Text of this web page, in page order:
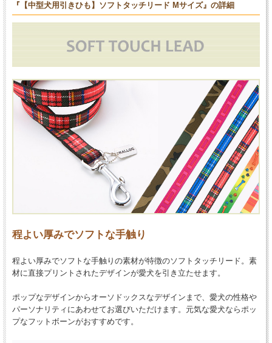
『【中型犬用引きひも】ソフトタッチリード Mサイズ』の詳細
程よい厚みでソフトな手触り
程よい厚みでソフトな手触りの素材が特徴のソフトタッチリード。素
材に直接プリントされたデザインが愛犬を引き立たせます。
ポップなデザインからオーソドックスなデザインまで、愛犬の性格や
パーソナリティにあわせてお選びいただけます。元気な愛犬ならポッ
プなフットボーンがおすすめです。